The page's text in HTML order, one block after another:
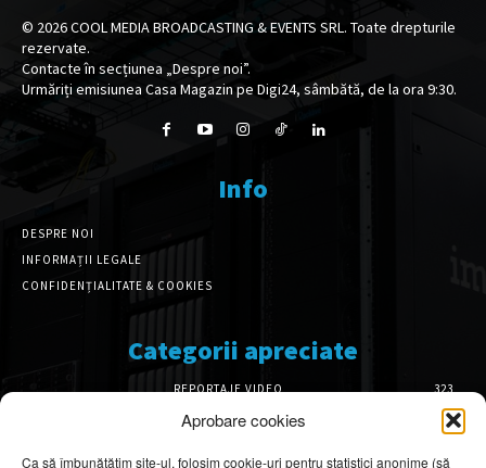
Aprobare cookies
Ca să îmbunătățim site-ul, folosim cookie-uri pentru statistici anonime (să
© 2026COOL MEDIA BROADCASTING & EVENTS SRL. Toate drepturile
rezervate.
Contacte în secțiunea „Despre noi”.
Urmăriți emisiunea Casa Magazin pe Digi24, sâmbătă, de la ora 9:30.
Info
DESPRE NOI
INFORMAȚII LEGALE
CONFIDENȚIALITATE & COOKIES
Categorii apreciate
REPORTAJE VIDEO
323
AMENAJĂRI INTERIOARE
126